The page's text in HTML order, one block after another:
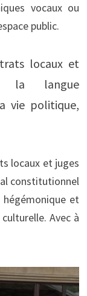
vocaux ou
public.
locaux et
la langue
vie politique,
locaux et juges
constitutionnel
et
Avec à